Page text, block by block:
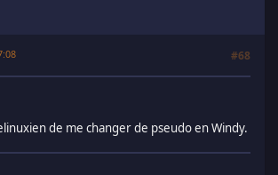
#68
de me changer de pseudo en Windy.